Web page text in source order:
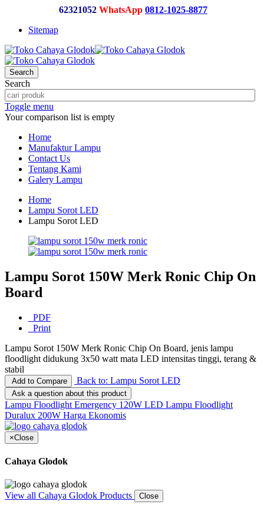
62321052 WhatsApp 0812-1025-8877
Sitemap
Search
Search
Toggle menu
Your comparison list is empty
Home
Manufaktur Lampu
Contact Us
Tentang Kami
Galery Lampu
Home
Lampu Sorot LED
Lampu Sorot LED
Lampu Sorot 150W Merk Ronic Chip On
Board
PDF
Print
Lampu Sorot 150W Merk Ronic Chip On Board, jenis lampu
floodlight didukung 3x50 watt mata LED intensitas tinggi, terang &
stabil
Add to Compare Back to: Lampu Sorot LED
Ask a question about this product
Lampu Floodlight Emergency 120W LED Lampu Floodlight
Duralux 200W Harga Ekonomis
×Close
Cahaya Glodok
View all Cahaya Glodok Products Close